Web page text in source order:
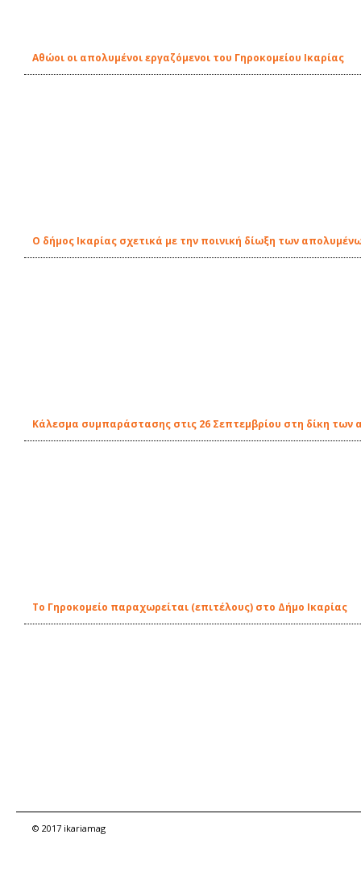
Αθώοι οι απολυμένοι εργαζόμενοι του Γηροκομείου Ικαρίας
O δήμος Ικαρίας σχετικά με την ποινική δίωξη των
Κάλεσμα συμπαράστασης στις 26 Σεπτεμβρίου στη δίκη των
To Γηροκομείο παραχωρείται (επιτέλους) στο Δήμο Ικαρίας
© 2017 ikariamag